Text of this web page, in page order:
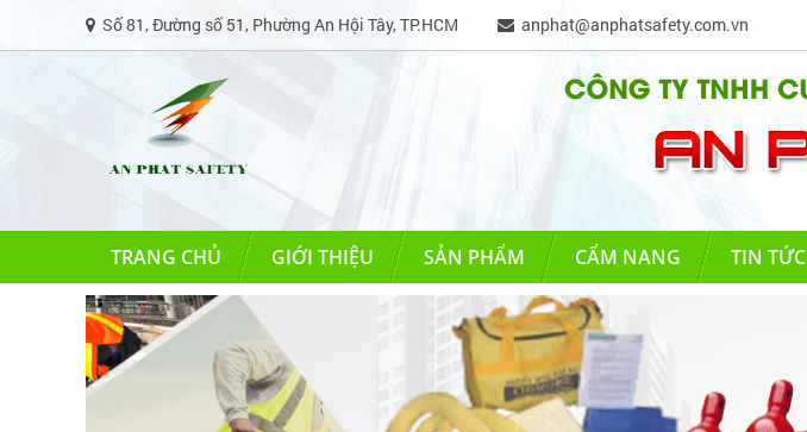
Số 81, Đường số 51, Phường An Hội Tây, TP.HCM anphat@anphatsafety.com.vn
TRANG CHỦ GIỚI THIỆU SẢN PHẨM CẨM NANG TIN TỨC